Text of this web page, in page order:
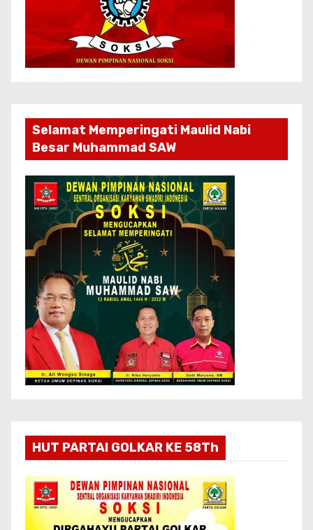
Selamat Memperingati Maulid Nabi
Besar Muhammad SAW
HUT PARTAI GOLKAR KE 58Th